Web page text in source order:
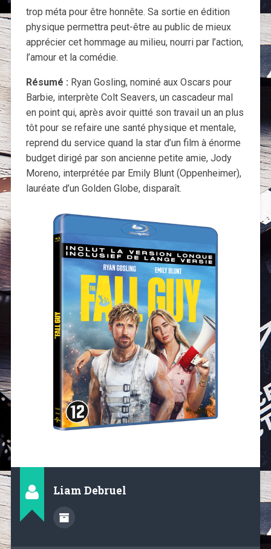
trop méta pour être honnête. Sa sortie en édition
physique permettra peut-être au public de mieux
apprécier cet hommage au milieu, nourri par l’action,
l’amour et la comédie.
Résumé : Ryan Gosling, nominé aux Oscars pour
Barbie, interprète Colt Seavers, un cascadeur mal
en point qui, après avoir quitté son travail un an plus
tôt pour se refaire une santé physique et mentale,
reprend du service quand la star d’un film à énorme
budget dirigé par son ancienne petite amie, Jody
Moreno, interprétée par Emily Blunt (Oppenheimer),
lauréate d’un Golden Globe, disparaît.
Liam Debruel